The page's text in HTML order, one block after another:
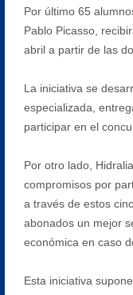
Por último 65
Pablo Picasso,
abril a partir de las
La iniciativa se
especializada,
participar en el
Por otro lado,
compromisos por
a través de estos
abonados un mejor
económica en caso
Esta iniciativa